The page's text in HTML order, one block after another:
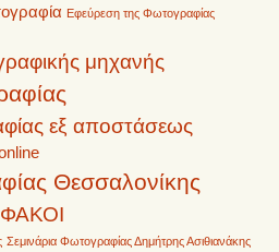
Εφεύρεση της Φωτογραφίας
μηχανής
εξ αποστάσεως
Θεσσαλονίκης
Σεμινάρια Φωτογραφίας Δημήτρης Ασιθιανάκης